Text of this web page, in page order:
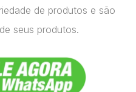
de produtos e são
seus produtos.